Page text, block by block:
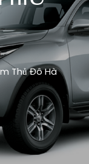
Thủ Đô Hà